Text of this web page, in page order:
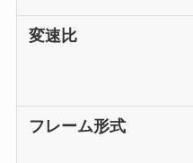
変速比
フレーム形式